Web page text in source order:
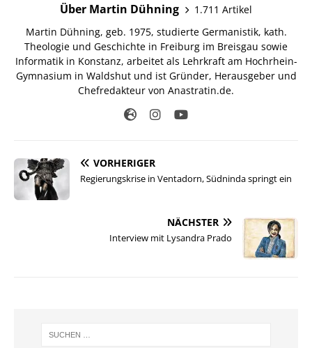
Über Martin Dühning
1.711 Artikel
Martin Dühning, geb. 1975, studierte Germanistik, kath.
Theologie und Geschichte in Freiburg im Breisgau sowie
Informatik in Konstanz, arbeitet als Lehrkraft am Hochrhein-
Gymnasium in Waldshut und ist Gründer, Herausgeber und
Chefredakteur von Anastratin.de.
VORHERIGER
Regierungskrise in Ventadorn, Südninda springt ein
NÄCHSTER
Interview mit Lysandra Prado